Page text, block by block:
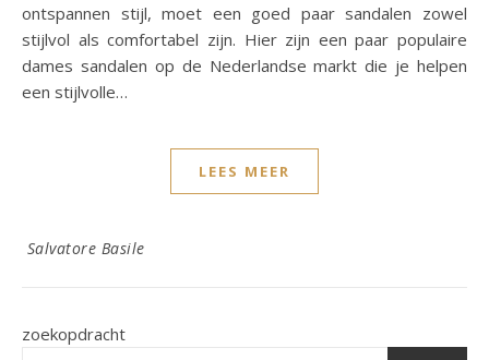
ontspannen stijl, moet een goed paar sandalen zowel
stijlvol als comfortabel zijn. Hier zijn een paar populaire
dames sandalen op de Nederlandse markt die je helpen
een stijlvolle…
LEES MEER
Salvatore Basile
zoekopdracht